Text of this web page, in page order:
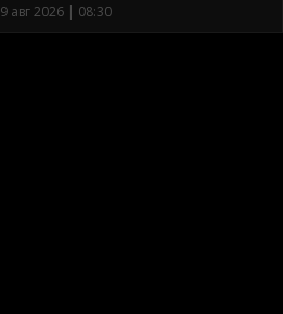
9 авг 2026 | 08:30